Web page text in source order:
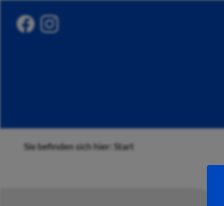
Sie befinden sich hier: Start